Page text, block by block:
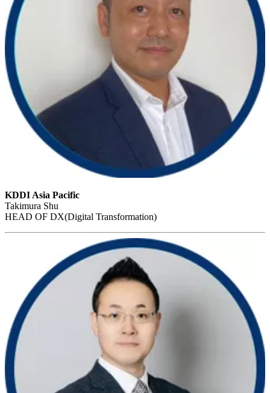
KDDI Asia Pacific
Takimura Shu
HEAD OF DX(Digital Transformation)